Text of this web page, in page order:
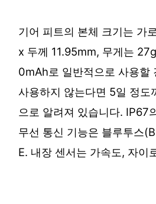
기어 피트의 본체 크기는 가
x 두께 11.95mm, 무게는
0mAh로 일반적으로 사용할
사용하지 않는다면 5일 정도
으로 알려져 있습니다. IP67
무선 통신 기능은 블루투스
E. 내장 센서는 가속도, 자이